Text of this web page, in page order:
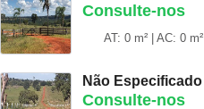
Consulte-nos
AT: 0 m² | AC: 0 m²
Não Especificado
Consulte-nos